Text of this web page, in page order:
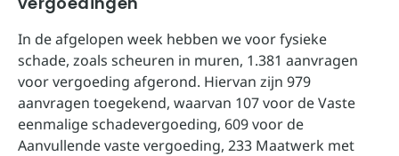
In de afgelopen week hebben we voor fysieke
schade, zoals scheuren in muren, 1.381 aanvragen
voor vergoeding afgerond. Hiervan zijn 979
aanvragen toegekend, waarvan 107 voor de Vaste
eenmalige schadevergoeding, 609 voor de
Aanvullende vaste vergoeding, 233 Maatwerk met